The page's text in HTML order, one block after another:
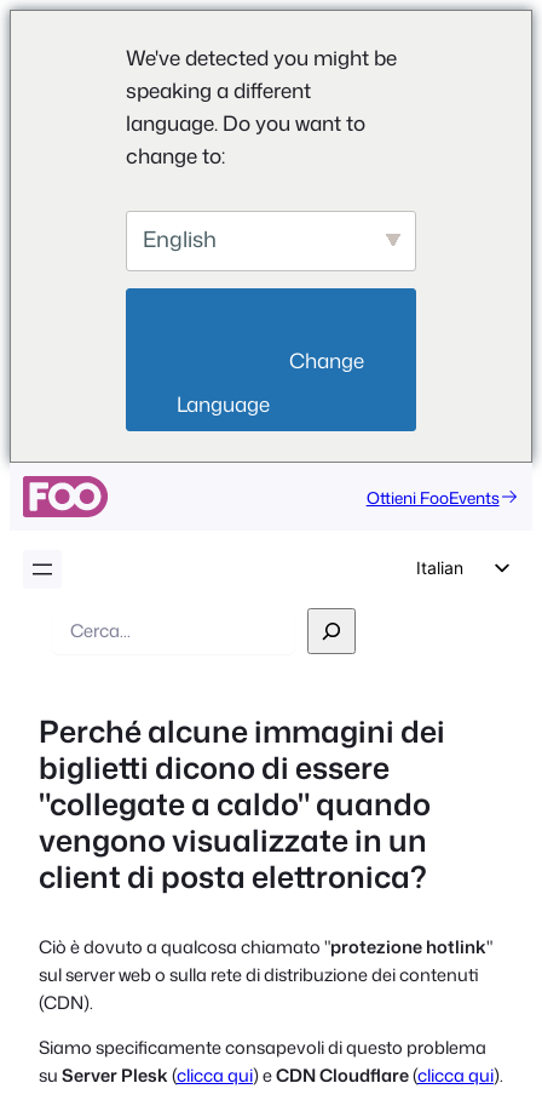
We've detected you might be
speaking a different
language. Do you want to
change to:
English
Language
Ottieni FooEvents
Italian
Spanish
French
Polish
Czech
Ricerca
Perché alcune immagini dei
biglietti dicono di essere
"collegate a caldo" quando
vengono visualizzate in un
client di posta elettronica?
Ciò è dovuto a qualcosa chiamato "protezione hotlink"
sul server web o sulla rete di distribuzione dei contenuti
(CDN).
Siamo specificamente consapevoli di questo problema
suServer Plesk(clicca qui) eCDN Cloudflare(clicca qui).